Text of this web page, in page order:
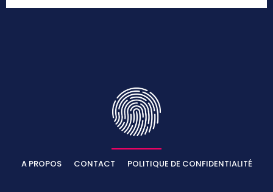
A PROPOS CONTACT POLITIQUE DE CONFIDENTIALITÉ